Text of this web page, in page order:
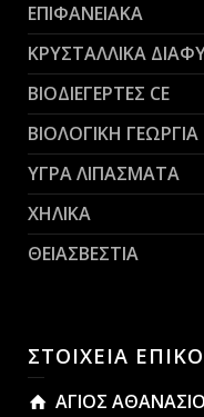
ΕΠΙΦΑΝΕΙΑΚΑ
ΚΡΥΣΤΑΛΛΙΚΑ
ΒΙΟΔΙΕΓΕΡΤΕΣ CE
ΒΙΟΛΟΓΙΚΗ ΓΕΩΡΓΙΑ
ΥΓΡΑ ΛΙΠΑΣΜΑΤΑ
ΧΗΛΙΚΑ
ΘΕΙΑΣΒΕΣΤΙΑ
ΣΤΟΙΧΕΙΑ
ΑΓΙΟΣ